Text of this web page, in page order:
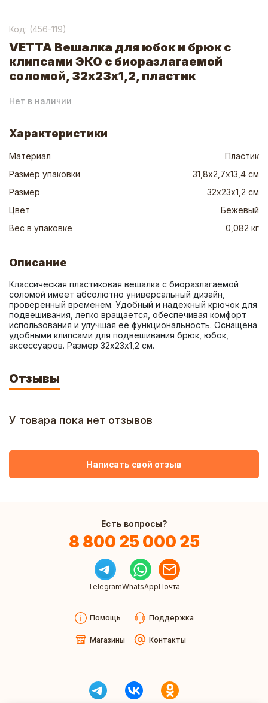
Код: (456-119)
VETTA Вешалка для юбок и брюк с
клипсами ЭКО с биоразлагаемой
соломой, 32х23х1,2, пластик
Нет в наличии
Характеристики
Материал
Пластик
Размер упаковки
31,8х2,7х13,4 см
Размер
32х23х1,2 см
Цвет
Бежевый
Вес в упаковке
0,082 кг
Описание
Классическая пластиковая вешалка с биоразлагаемой
соломой имеет абсолютно универсальный дизайн,
проверенный временем. Удобный и надежный крючок для
подвешивания, легко вращается, обеспечивая комфорт
использования и улучшая её функциональность. Оснащена
удобными клипсами для подвешивания брюк, юбок,
аксессуаров. Размер 32х23х1,2 см.
Отзывы
У товара пока нет отзывов
Написать свой отзыв
Есть вопросы?
8 800 25 000 25
TelegramWhatsAppПочта
Помощь Поддержка
Магазины Контакты